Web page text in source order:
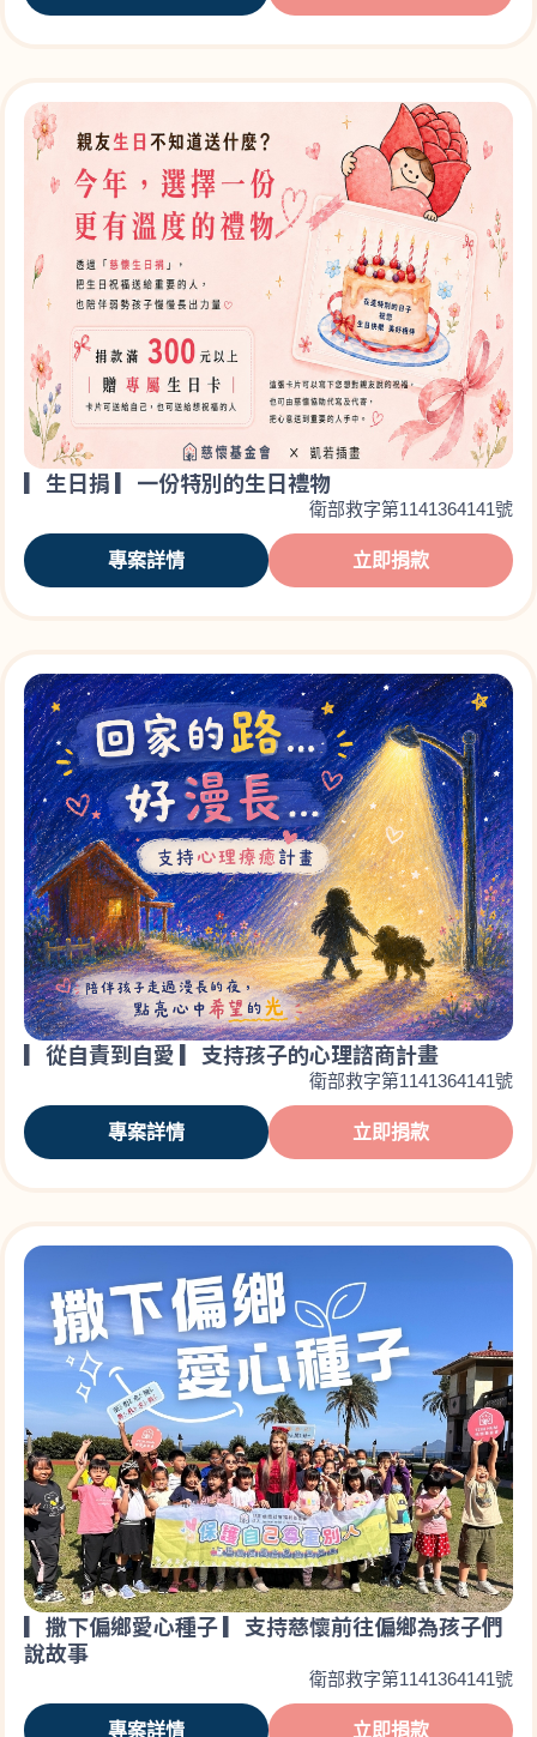
▎生日捐 ▎一份特別的生日禮物
衛部救字第1141364141號
專案詳情 立即捐款
▎從自責到自愛 ▎支持孩子的心理諮商計畫
衛部救字第1141364141號
專案詳情 立即捐款
▎撒下偏鄉愛心種子 ▎支持慈懷前往偏鄉為孩子們
說故事
衛部救字第1141364141號
專案詳情 立即捐款